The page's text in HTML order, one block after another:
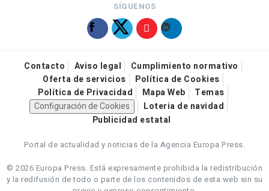
SÍGUENOS
Contacto Aviso legal
Cumplimiento normativo
Oferta de servicios
Política de Cookies
Política de Privacidad
Mapa Web
Temas
Configuración de Cookies
Loteria de navidad
Publicidad estatal
Portal de actualidad y noticias de la Agencia Europa Press.
© 2026 Europa Press. Está expresamente prohibida la redistribución
y la redifusión de todo o parte de los contenidos de esta web sin su